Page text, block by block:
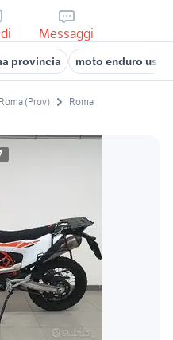
Messaggi
provincia moto enduro
Roma (Prov) Roma